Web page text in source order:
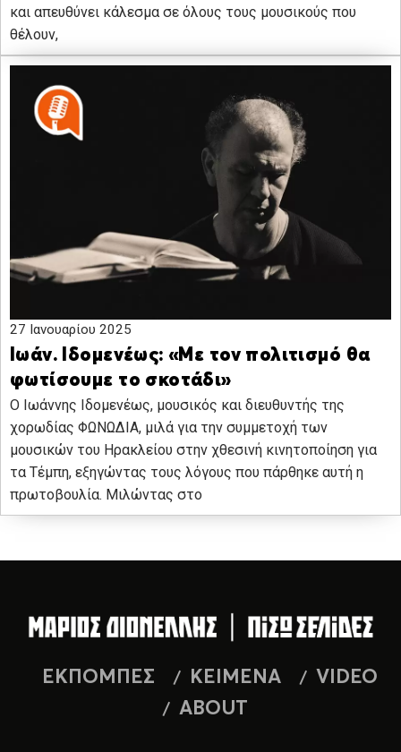
και απευθύνει κάλεσμα σε όλους τους μουσικούς που
θέλουν,
27 Ιανουαρίου 2025
Ιωάν. Ιδομενέως: «Με τον πολιτισμό θα
φωτίσουμε το σκοτάδι»
Ο Ιωάννης Ιδομενέως, μουσικός και διευθυντής της
χορωδίας ΦΩΝΩΔΙΑ, μιλά για την συμμετοχή των
μουσικών του Ηρακλείου στην χθεσινή κινητοποίηση για
τα Τέμπη, εξηγώντας τους λόγους που πάρθηκε αυτή η
πρωτοβουλία. Μιλώντας στο
ΕΚΠΟΜΠΕΣ ΚΕΙΜΕΝΑ
VIDEO
ABOUT